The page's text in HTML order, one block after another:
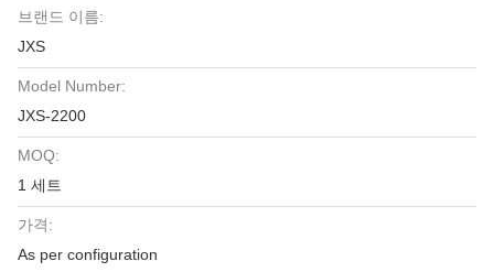
브랜드 이름:
JXS
Model Number:
JXS-2200
MOQ:
1 세트
가격:
As per configuration